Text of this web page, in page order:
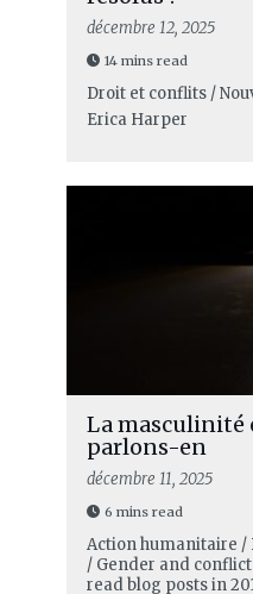
décembre 12, 2025
14 mins read
Droit et conflits /
Erica Harper
La masculinité
parlons-en
décembre 11, 2025
6 mins read
Action humanitaire /
/ Gender and
read blog posts in